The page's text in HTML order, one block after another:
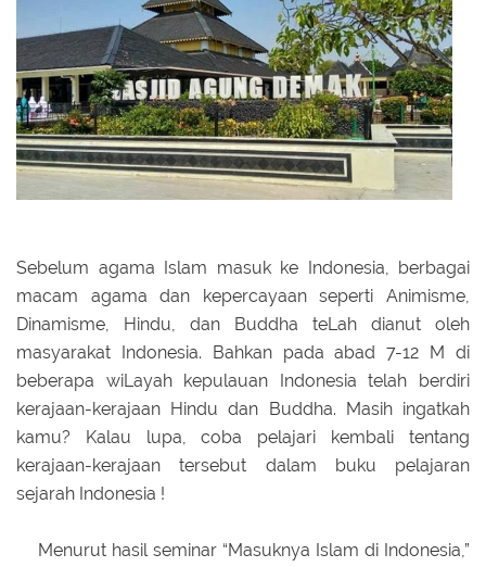
Sebelum agama Islam masuk ke Indonesia, berbagai
macam agama dan kepercayaan seperti Animisme,
Dinamisme, Hindu, dan Buddha teLah dianut oleh
masyarakat Indonesia. Bahkan pada abad 7-12 M di
beberapa wiLayah kepulauan Indonesia telah berdiri
kerajaan-kerajaan Hindu dan Buddha. Masih ingatkah
kamu? Kalau lupa, coba pelajari kembali tentang
kerajaan-kerajaan tersebut dalam buku pelajaran
sejarah Indonesia !
Menurut hasil seminar “Masuknya Islam di Indonesia,”